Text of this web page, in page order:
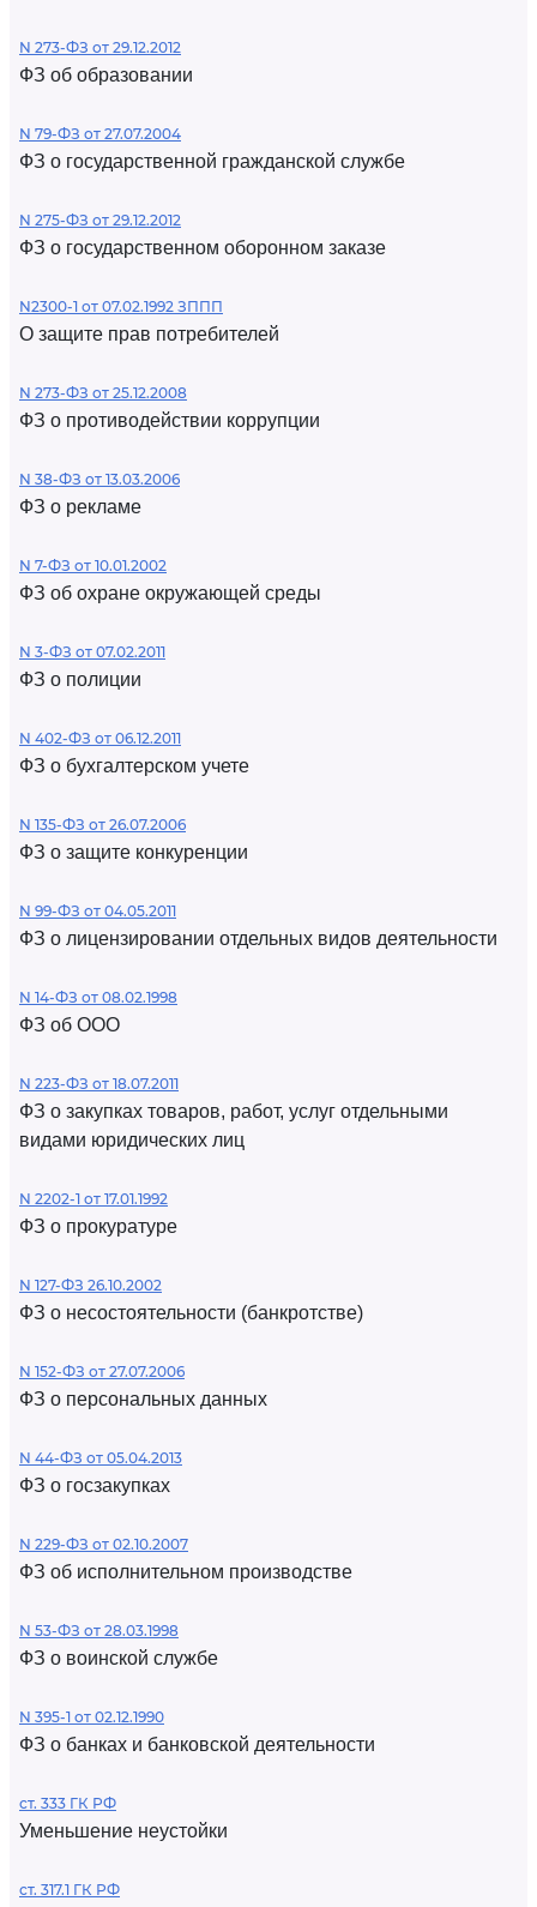
N 273-ФЗ от 29.12.2012
ФЗ об образовании
N 79-ФЗ от 27.07.2004
ФЗ о государственной гражданской службе
N 275-ФЗ от 29.12.2012
ФЗ о государственном оборонном заказе
N2300-1 от 07.02.1992 ЗППП
О защите прав потребителей
N 273-ФЗ от 25.12.2008
ФЗ о противодействии коррупции
N 38-ФЗ от 13.03.2006
ФЗ о рекламе
N 7-ФЗ от 10.01.2002
ФЗ об охране окружающей среды
N 3-ФЗ от 07.02.2011
ФЗ о полиции
N 402-ФЗ от 06.12.2011
ФЗ о бухгалтерском учете
N 135-ФЗ от 26.07.2006
ФЗ о защите конкуренции
N 99-ФЗ от 04.05.2011
ФЗ о лицензировании отдельных видов деятельности
N 14-ФЗ от 08.02.1998
ФЗ об ООО
N 223-ФЗ от 18.07.2011
ФЗ о закупках товаров, работ, услуг отдельными
видами юридических лиц
N 2202-1 от 17.01.1992
ФЗ о прокуратуре
N 127-ФЗ 26.10.2002
ФЗ о несостоятельности (банкротстве)
N 152-ФЗ от 27.07.2006
ФЗ о персональных данных
N 44-ФЗ от 05.04.2013
ФЗ о госзакупках
N 229-ФЗ от 02.10.2007
ФЗ об исполнительном производстве
N 53-ФЗ от 28.03.1998
ФЗ о воинской службе
N 395-1 от 02.12.1990
ФЗ о банках и банковской деятельности
ст. 333 ГК РФ
Уменьшение неустойки
ст. 317.1 ГК РФ